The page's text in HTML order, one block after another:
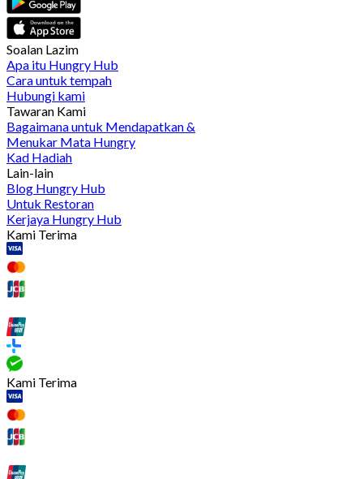
Soalan Lazim
Apa itu Hungry Hub
Cara untuk tempah
Hubungi kami
Tawaran Kami
Bagaimana untuk Mendapatkan &
Menukar Mata Hungry
Kad Hadiah
Lain-lain
Blog Hungry Hub
Untuk Restoran
Kerjaya Hungry Hub
Kami Terima
Kami Terima